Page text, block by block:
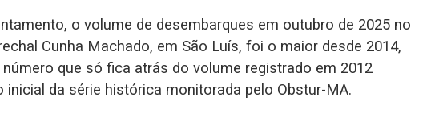
o volume de desembarques em outubro de 2025 no
Cunha Machado, em São Luís, foi o maior desde 2014,
que só fica atrás do volume registrado em 2012
inicial da série histórica monitorada pelo Obstur-MA.